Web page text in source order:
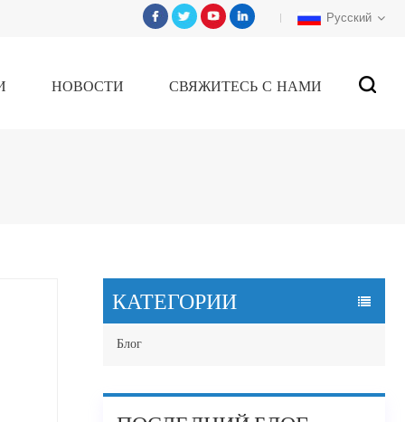
Русский
НОВОСТИ СВЯЖИТЕСЬ С НАМИ
КАТЕГОРИИ
Блог